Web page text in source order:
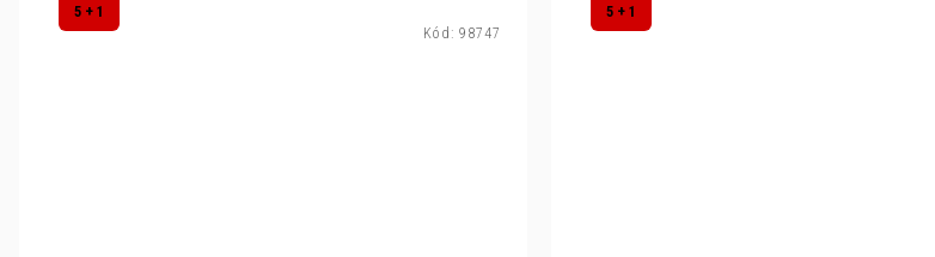
5 + 1
Kód: 98747
5 + 1